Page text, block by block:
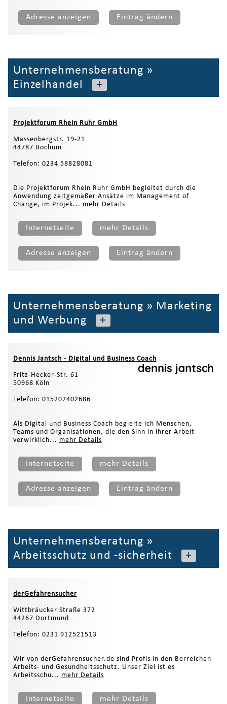
Adresse anzeigen Eintrag ändern
Unternehmensberatung »
Einzelhandel
+
Projektforum Rhein Ruhr GmbH
Massenbergstr. 19-21
44787 Bochum
Telefon: 0234 58828081
Die Projektforum Rhein Ruhr GmbH begleitet durch die
Anwendung zeitgemäßer Ansätze im Management of
Change, im Projek... mehr Details
Internetseite mehr Details
Adresse anzeigen Eintrag ändern
Unternehmensberatung » Marketing
und Werbung
+
Dennis Jantsch - Digital und Business Coach
Fritz-Hecker-Str. 61
50968 Köln
Telefon: 015202402686
Als Digital und Business Coach begleite ich Menschen,
Teams und Organisationen, die den Sinn in ihrer Arbeit
verwirklich... mehr Details
Internetseite mehr Details
Adresse anzeigen Eintrag ändern
Unternehmensberatung »
Arbeitsschutz und -sicherheit
+
derGefahrensucher
Wittbräucker Straße 372
44267 Dortmund
Telefon: 0231 912521513
Wir von derGefahrensucher.de sind Profis in den Berreichen
Arbeits- und Gesundheitsschutz. Unser Ziel ist es
Arbeitsschu... mehr Details
Internetseite mehr Details